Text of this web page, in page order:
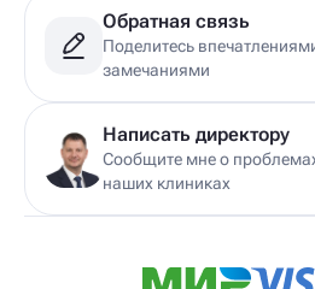
Детский гирудотерапевт
Детский дерматовенеролог
Детский дерматолог
Детский диетолог
Детский инструктор ЛФК
Детский кинезиолог
Детский консультирующий врач ЛФК
Детский мануальный терапевт
Детский массажист
Детский невропатолог
Обратная связь
Поделитесь
замечаниями
Написать директору
Сообщите мне о
наших клиниках